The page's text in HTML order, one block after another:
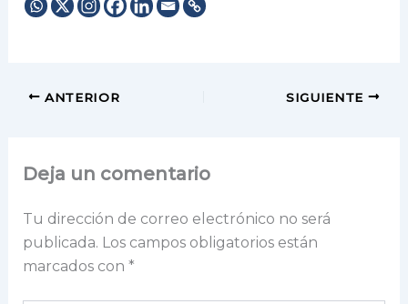
ANTERIOR SIGUIENTE
Deja un comentario
Tu dirección de correo electrónico no será
publicada. Los campos obligatorios están
marcados con *